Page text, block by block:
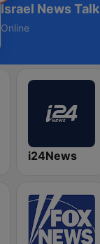
Israel News Talk
Online
i24News